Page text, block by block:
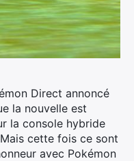
Direct annoncé
la nouvelle est
la console hybride
cette fois ce sont
avec Pokémon